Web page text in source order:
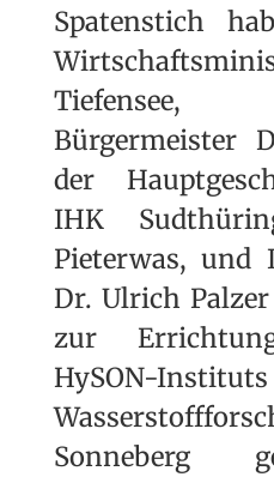
Spatenstich
Tiefensee,
Bürgermeister
der
IHK
Pieterwas, und
Dr. Ulrich
zur
HySON-
Sonneberg